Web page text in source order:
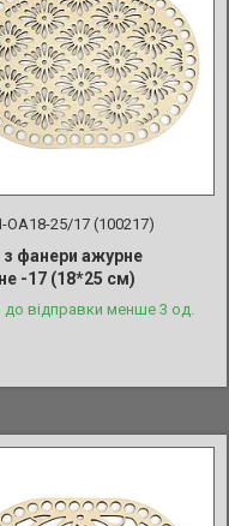
OA18-25/17 (100217)
фанери ажурне
-17 (18*25 см)
до відправки менше 3 од.